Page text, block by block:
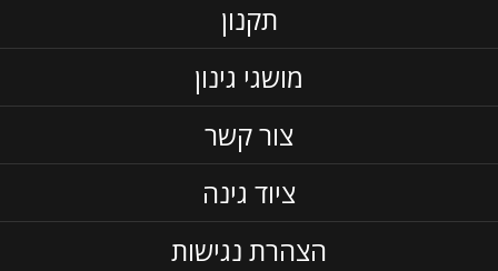
תקנון
מושגי גינון
צור קשר
ציוד גינה
הצהרת נגישות